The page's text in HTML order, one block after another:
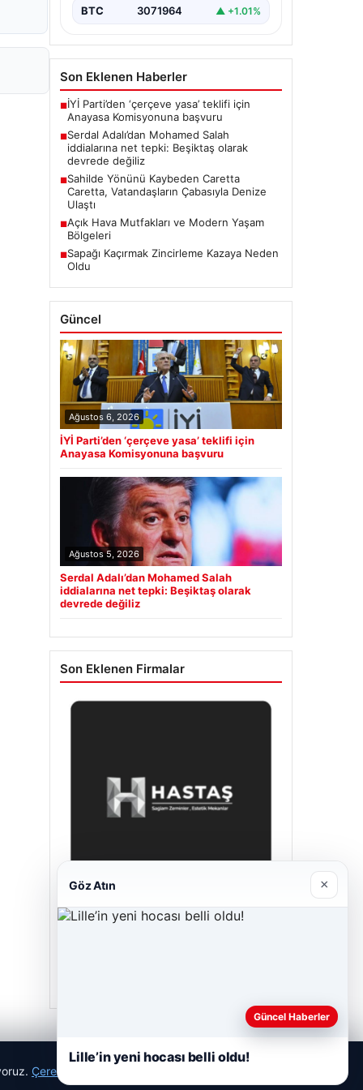
üzerine medyada yer alan…
BTC 3071964 ▲ +1.01%
Son Eklenen Haberler
■İYİ Parti’den ‘çerçeve yasa’ teklifi için
Anayasa Komisyonuna başvuru
■Serdal Adalı’dan Mohamed Salah
iddialarına net tepki: Beşiktaş olarak
devrede değiliz
■Sahilde Yönünü Kaybeden Caretta
Caretta, Vatandaşların Çabasıyla Denize
Ulaştı
■Açık Hava Mutfakları ve Modern Yaşam
Bölgeleri
■Sapağı Kaçırmak Zincirleme Kazaya Neden
Oldu
Güncel
Ağustos 6, 2026
İYİ Parti’den ‘çerçeve yasa’ teklifi için
Anayasa Komisyonuna başvuru
Ağustos 5, 2026
Serdal Adalı’dan Mohamed Salah
iddialarına net tepki: Beşiktaş olarak
devrede değiliz
Son Eklenen Firmalar
Çerez Politikamız
Göz Atın ×
Güncel Haberler
Lille’in yeni hocası belli oldu!